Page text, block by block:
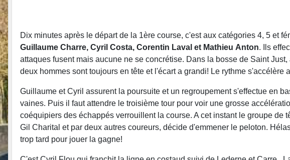
Dix minutes après le départ de la 1ère course, c'est aux catégories 4, 5 et
Guillaume Charre, Cyril Costa, Corentin Laval et Mathieu Anton. Ils
attaques fusent mais aucune ne se concrétise. Dans la bosse de Saint
deux hommes sont toujours en tête et l'écart a grandi! Le rythme s'accélère
Guillaume et Cyril assurent la poursuite et un regroupement s'effectue en
vaines. Puis il faut attendre le troisième tour pour voir une grosse
coéquipiers des échappés verrouillent la course. A cet instant le groupe
Gil Charital et par deux autres coureurs, décide d'emmener le peloton.
trop tard pour jouer la gagne!